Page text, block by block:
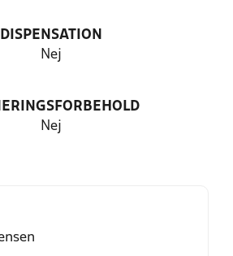
DISPENSATION
Nej
Nej